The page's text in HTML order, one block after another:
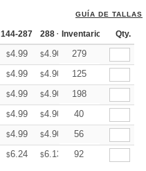
GUÍA DE TALLAS
144-287 288 + Mas
Inventario Qty.
$4.99 $4.90 +
279
$4.99 $4.90 +
125
$4.99 $4.90 +
198
$4.99 $4.90 +
40
$4.99 $4.90 +
56
$6.24 $6.13 +
92